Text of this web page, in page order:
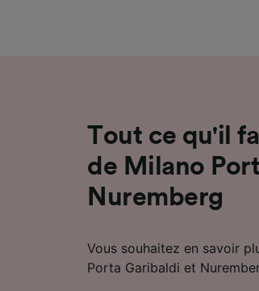
Tout ce qu'il
de Milano
Nuremberg
Vous souhaitez en savoir
Porta Garibaldi et